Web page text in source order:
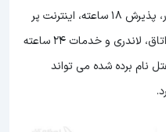
روزانه، برخورد مناسب پرسنل، حمل بار، پذیرش 18 ساعته، اینترنت پر
سرعت در اتاق، کمد و قفسه کافی در اتاق، لاندری و خدمات 24 ساعته
نام برده شده می تواند